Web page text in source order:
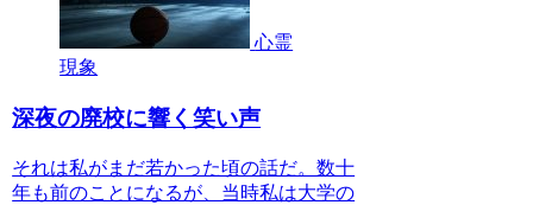
心霊
現象
深夜の廃校に響く笑い声
それは私がまだ若かった頃の話だ。数十
年も前のことになるが、当時私は大学の